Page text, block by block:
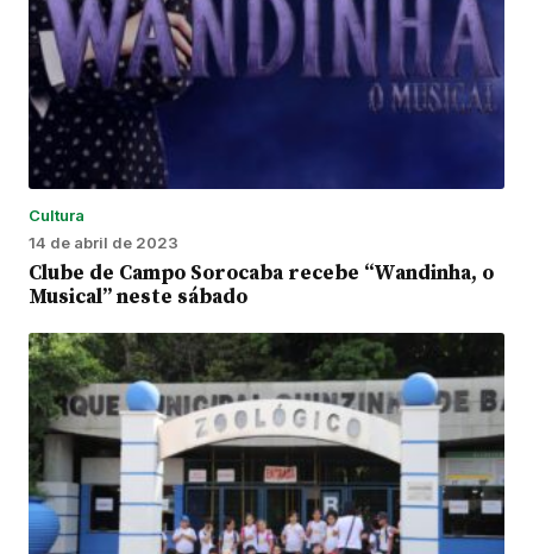
Cultura
14 de abril de 2023
Clube de Campo Sorocaba recebe “Wandinha, o
Musical” neste sábado